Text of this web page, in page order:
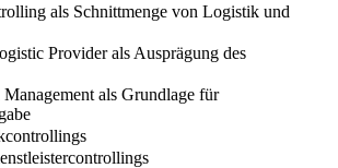
als Schnittmenge von Logistik und
Provider als Ausprägung des
als Grundlage für